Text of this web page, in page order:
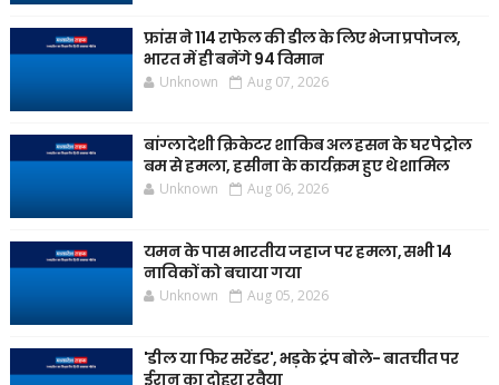
फ्रांस ने 114 राफेल की डील के लिए भेजा प्रपोजल,
भारत में ही बनेंगे 94 विमान
Unknown Aug 07, 2026
बांग्लादेशी क्रिकेटर शाकिब अल हसन के घर पेट्रोल
बम से हमला, हसीना के कार्यक्रम हुए थे शामिल
Unknown Aug 06, 2026
यमन के पास भारतीय जहाज पर हमला, सभी 14
नाविकों को बचाया गया
Unknown Aug 05, 2026
'डील या फिर सरेंडर', भड़के ट्रंप बोले- बातचीत पर
ईरान का दोहरा रवैया